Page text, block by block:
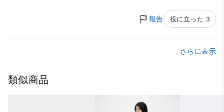
報告 役に立った 3
さらに表示
類似商品